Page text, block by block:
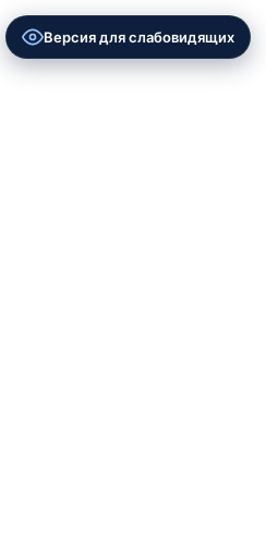
Версия для слабовидящих